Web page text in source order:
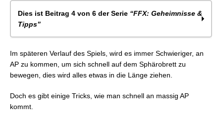
Dies ist Beitrag 4 von 6 der Serie “FFX: Geheimnisse &
Tipps”
FFX: Al Bhed Lexika
FFX: Flugschiff – Passwörter & Koordinaten
FFX: Waffen des Solaris
FFX: Gil, Gil, Gil
FFX: Maximierung der Attribute
Im späteren Verlauf des Spiels, wird es immer Schwieriger, an
AP zu kommen, um sich schnell auf dem Sphärobrett zu
bewegen, dies wird alles etwas in die Länge ziehen.
Doch es gibt einige Tricks, wie man schnell an massig AP
kommt.